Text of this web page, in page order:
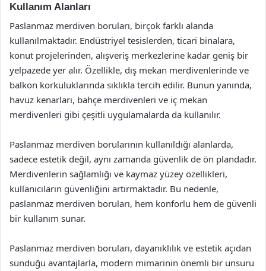
Kullanım Alanları
Paslanmaz merdiven boruları, birçok farklı alanda
kullanılmaktadır. Endüstriyel tesislerden, ticari binalara,
konut projelerinden, alışveriş merkezlerine kadar geniş bir
yelpazede yer alır. Özellikle, dış mekan merdivenlerinde ve
balkon korkuluklarında sıklıkla tercih edilir. Bunun yanında,
havuz kenarları, bahçe merdivenleri ve iç mekan
merdivenleri gibi çeşitli uygulamalarda da kullanılır.
Paslanmaz merdiven borularının kullanıldığı alanlarda,
sadece estetik değil, aynı zamanda güvenlik de ön plandadır.
Merdivenlerin sağlamlığı ve kaymaz yüzey özellikleri,
kullanıcıların güvenliğini artırmaktadır. Bu nedenle,
paslanmaz merdiven boruları, hem konforlu hem de güvenli
bir kullanım sunar.
Paslanmaz merdiven boruları, dayanıklılık ve estetik açıdan
sunduğu avantajlarla, modern mimarinin önemli bir unsuru